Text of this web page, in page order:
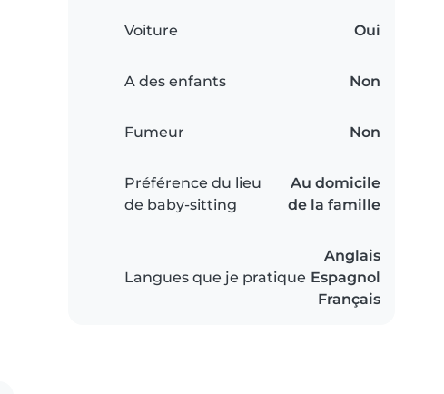
Voiture Oui
A des enfants Non
Fumeur Non
Préférence du lieu
de baby-sitting
Au domicile
de la famille
Langues que je pratique
Anglais
Espagnol
Français